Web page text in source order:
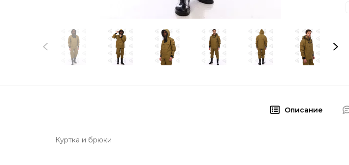
Описание
Куртка и брюки